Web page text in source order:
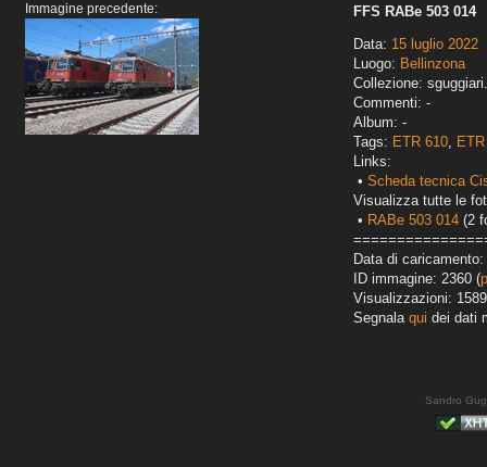
Immagine precedente:
FFS RABe 503 014
Data: 15 luglio 2022
Luogo: Bellinzona
Collezione:
Commenti: -
Album: -
Tags: ETR 610,
Links:
• Scheda tecnica
Visualizza tutte le
• RABe 503 014 (2
Data di
ID immagine: 2360 (
Visualizzazioni: 1589
Segnala qui dei dati
Sandro